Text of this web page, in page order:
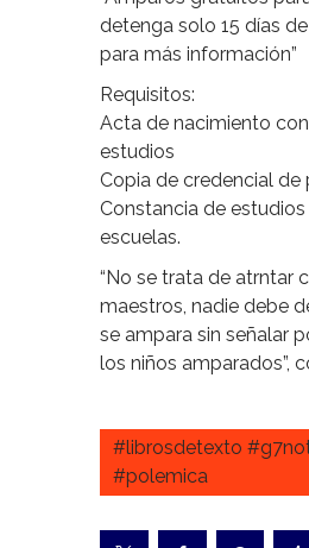
detenga solo 15 días
para más información”
Requisitos:
Acta de nacimiento
estudios
Copia de credencial de
Constancia de
escuelas.
“No se trata de atrntar
maestros, nadie debe
se ampara sin señalar
los niños amparados”,
#librosdetexto
#polemica